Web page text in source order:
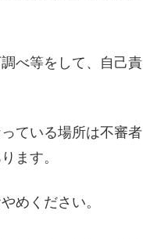
べ等をして、自己責
ている場所は不審者
ます。
めください。